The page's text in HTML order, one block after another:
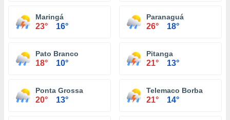
Maringá
23° 16°
Paranaguá
26° 18°
Pato Branco
18° 10°
Pitanga
21° 13°
Ponta Grossa
20° 13°
Telemaco Borba
21° 14°